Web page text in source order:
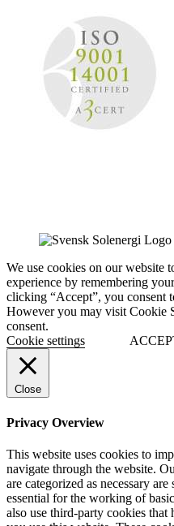
We use cookies on our website
experience by remembering
clicking “Accept”, you consent
However you may visit Cookie
consent.
Cookie settings
Close
Privacy Overview
This website uses cookies to
navigate through the website.
are categorized as necessary
essential for the working of
also use third-party cookies that